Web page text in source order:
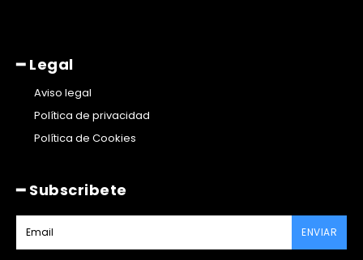
━ Legal
Aviso legal
Política de privacidad
Política de Cookies
━ Subscribete
ENVIAR